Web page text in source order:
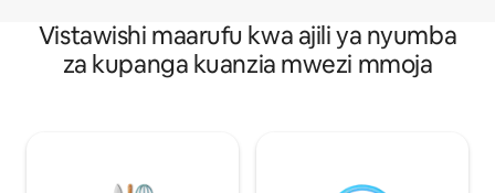
Vistawishi maarufu kwa ajili ya nyumba
za kupanga kuanzia mwezi mmoja